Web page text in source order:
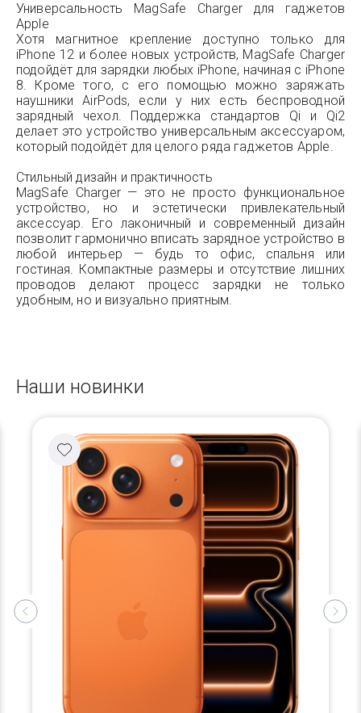
Универсальность MagSafe Charger для гаджетов
Apple
Хотя магнитное крепление доступно только для
iPhone 12 и более новых устройств, MagSafe Charger
подойдёт для зарядки любых iPhone, начиная с iPhone
8. Кроме того, с его помощью можно заряжать
наушники AirPods, если у них есть беспроводной
зарядный чехол. Поддержка стандартов Qi и Qi2
делает это устройство универсальным аксессуаром,
который подойдёт для целого ряда гаджетов Apple.
Стильный дизайн и практичность
MagSafe Charger — это не просто функциональное
устройство, но и эстетически привлекательный
аксессуар. Его лаконичный и современный дизайн
позволит гармонично вписать зарядное устройство в
любой интерьер — будь то офис, спальня или
гостиная. Компактные размеры и отсутствие лишних
проводов делают процесс зарядки не только
удобным, но и визуально приятным.
Наши новинки